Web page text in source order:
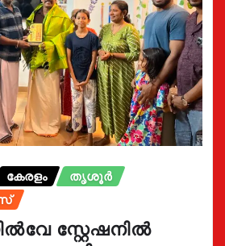
കേരളം
തൃശൂർ
സ്റ്റേഷനിൽ